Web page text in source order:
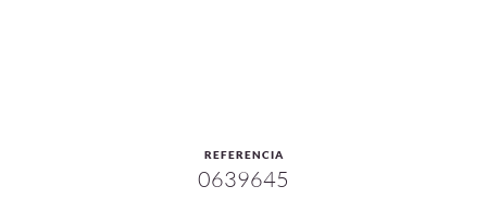
REFERENCIA
0639645